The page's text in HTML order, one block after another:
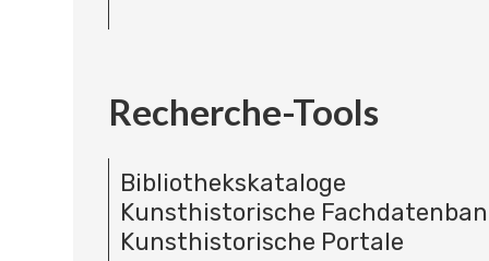
Recherche-Tools
Bibliothekskataloge
Kunsthistorische
Kunsthistorische Portale